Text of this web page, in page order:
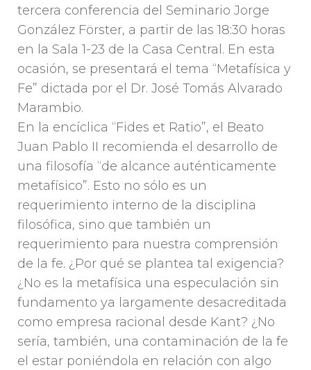
tercera conferencia del Seminario Jorge
González Förster, a partir de las 18:30 horas
en la Sala 1-23 de la Casa Central. En esta
ocasión, se presentará el tema “Metafísica y
Fe” dictada por el Dr. José Tomás Alvarado
Marambio.
En la encíclica “Fides et Ratio”, el Beato
Juan Pablo II recomienda el desarrollo de
una filosofía “de alcance auténticamente
metafísico”. Esto no sólo es un
requerimiento interno de la disciplina
filosófica, sino que también un
requerimiento para nuestra comprensión
de la fe. ¿Por qué se plantea tal exigencia?
¿No es la metafísica una especulación sin
fundamento ya largamente desacreditada
como empresa racional desde Kant? ¿No
sería, también, una contaminación de la fe
el estar poniéndola en relación con algo